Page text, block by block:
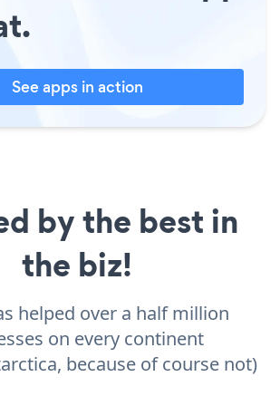
See apps in action
by the best in
the biz!
helped over a half million
on every continent
because of course not)